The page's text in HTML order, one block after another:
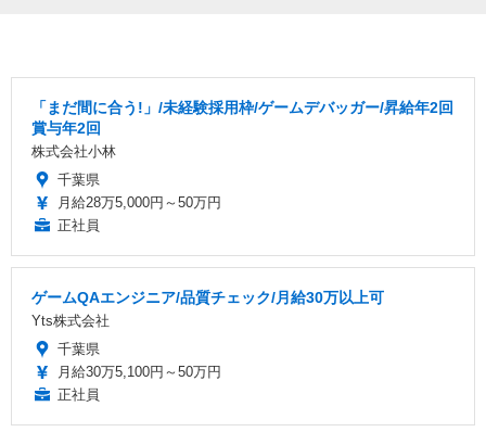
「まだ間に合う!」/未経験採用枠/ゲームデバッガー/昇給年2回
賞与年2回
株式会社小林
千葉県
月給28万5,000円～50万円
正社員
ゲームQAエンジニア/品質チェック/月給30万以上可
Yts株式会社
千葉県
月給30万5,100円～50万円
正社員